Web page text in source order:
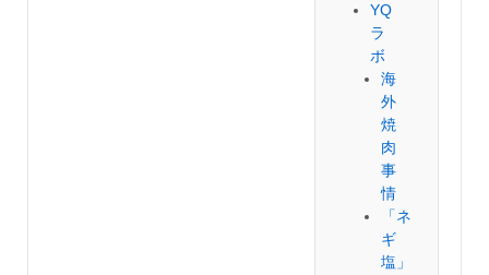
YQ
ラ
ボ
海
外
焼
肉
事
情
「ネ
ギ
塩」